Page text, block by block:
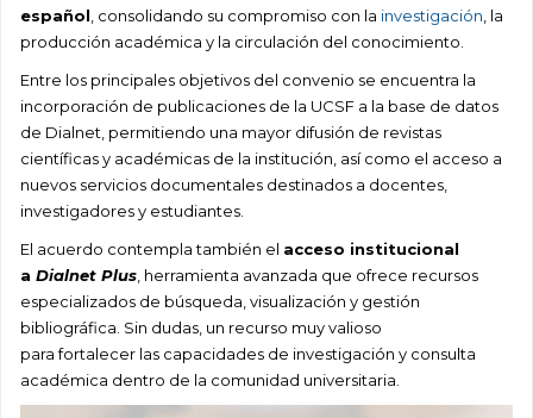
español , consolidando su compromiso con la investigación , la
producción académica y la circulación del conocimiento.
Entre los principales objetivos del convenio se encuentra la
incorporación de publicaciones de la UCSF a la base de datos
de Dialnet, permitiendo una mayor difusión de revistas
científicas y académicas de la institución, así como el acceso a
nuevos servicios documentales destinados a docentes,
investigadores y estudiantes.
El acuerdo contempla también el acceso institucional
a Dialnet Plus , herramienta avanzada que ofrece recursos
especializados de búsqueda, visualización y gestión
bibliográfica. Sin dudas, un recurso muy valioso
para fortalecer las capacidades de investigación y consulta
académica dentro de la comunidad universitaria.